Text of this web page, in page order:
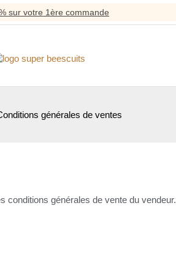
sur votre 1ère commande
générales de ventes
conditions générales de vente du vendeur.